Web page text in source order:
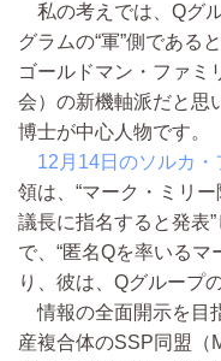
私の考えでは、Qグ
グラムの“軍”側である
ゴールドマン・ファミ
会）の新機軸派だと思
博士が中心人物です。
12月14日のソルカ・
領は、“マーク・ミリ
議長に指名すると発表
で、“匿名Qを率いるマ
り、彼は、Qグループ
情報の全面開示を目
産複合体のSSP同盟（